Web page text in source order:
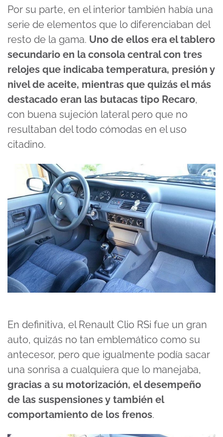
Por su parte, en el interior también había una
serie de elementos que lo diferenciaban del
resto de la gama. Uno de ellos era el tablero
secundario en la consola central con tres
relojes que indicaba temperatura, presión y
nivel de aceite, mientras que quizás el más
destacado eran las butacas tipo Recaro,
con buena sujeción lateral pero que no
resultaban del todo cómodas en el uso
citadino.
En definitiva, el Renault Clio RSi fue un gran
auto, quizás no tan emblemático como su
antecesor, pero que igualmente podía sacar
una sonrisa a cualquiera que lo manejaba,
gracias a su motorización, el desempeño
de las suspensiones y también el
comportamiento de los frenos.